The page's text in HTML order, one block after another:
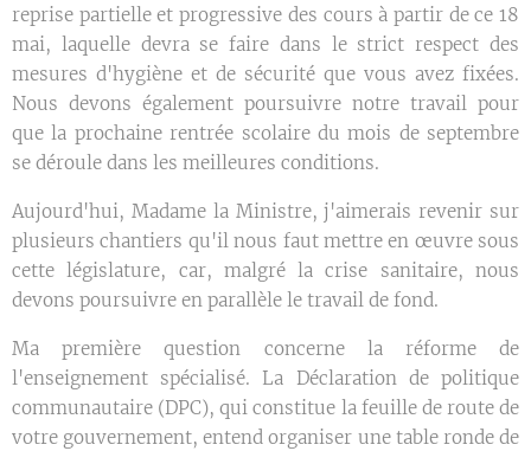
reprise partielle et progressive des cours à partir de ce 18
mai, laquelle devra se faire dans le strict respect des
mesures d'hygiène et de sécurité que vous avez fixées.
Nous devons également poursuivre notre travail pour
que la prochaine rentrée scolaire du mois de septembre
se déroule dans les meilleures conditions.
Aujourd'hui, Madame la Ministre, j'aimerais revenir sur
plusieurs chantiers qu'il nous faut mettre en œuvre sous
cette législature, car, malgré la crise sanitaire, nous
devons poursuivre en parallèle le travail de fond.
Ma première question concerne la réforme de
l'enseignement spécialisé. La Déclaration de politique
communautaire (DPC), qui constitue la feuille de route de
votre gouvernement, entend organiser une table ronde de